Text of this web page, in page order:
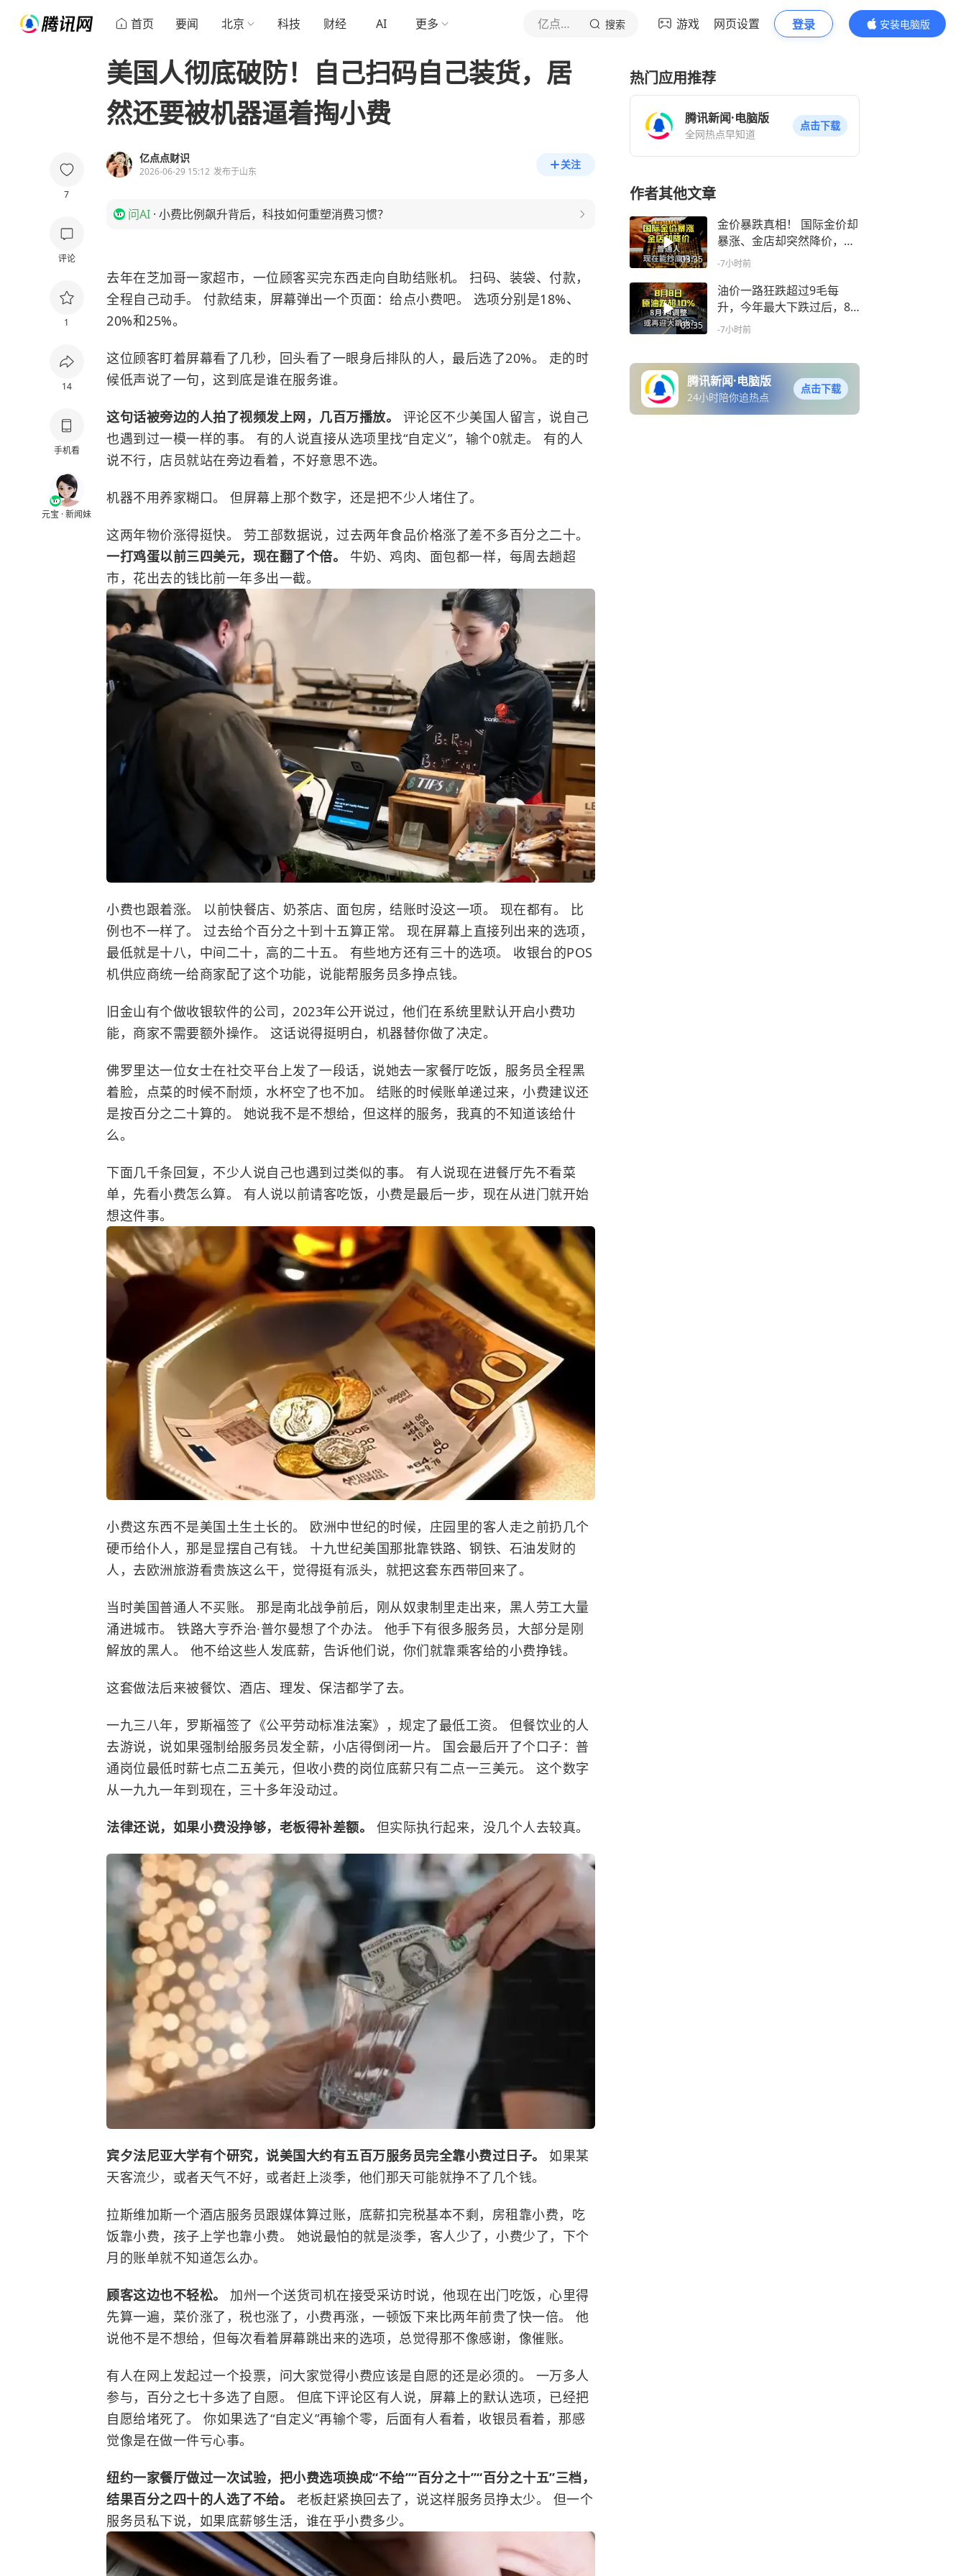
首页 要闻 北京 科技 财经 AI 更多 亿点点财识 搜索 游戏 网页设置 登录
安装电脑版
内容更精彩
7
评论
1
14
手机看
元宝 · 新闻妹
美国人彻底破防！自己扫码自己装货，居
然还要被机器逼着掏小费
亿点点财识
2026-06-29 15:12 发布于山东
关注
问AI · 小费比例飙升背后，科技如何重塑消费习惯？
去年在芝加哥一家超市，一位顾客买完东西走向自助结账机。 扫码、装袋、付款，
全程自己动手。 付款结束，屏幕弹出一个页面：给点小费吧。 选项分别是18%、
20%和25%。
这位顾客盯着屏幕看了几秒，回头看了一眼身后排队的人，最后选了20%。 走的时
候低声说了一句，这到底是谁在服务谁。
这句话被旁边的人拍了视频发上网，几百万播放。 评论区不少美国人留言，说自己
也遇到过一模一样的事。 有的人说直接从选项里找“自定义”，输个0就走。 有的人
说不行，店员就站在旁边看着，不好意思不选。
机器不用养家糊口。 但屏幕上那个数字，还是把不少人堵住了。
这两年物价涨得挺快。 劳工部数据说，过去两年食品价格涨了差不多百分之二十。
一打鸡蛋以前三四美元，现在翻了个倍。 牛奶、鸡肉、面包都一样，每周去趟超
市，花出去的钱比前一年多出一截。
小费也跟着涨。 以前快餐店、奶茶店、面包房，结账时没这一项。 现在都有。 比
例也不一样了。 过去给个百分之十到十五算正常。 现在屏幕上直接列出来的选项，
最低就是十八，中间二十，高的二十五。 有些地方还有三十的选项。 收银台的POS
机供应商统一给商家配了这个功能，说能帮服务员多挣点钱。
旧金山有个做收银软件的公司，2023年公开说过，他们在系统里默认开启小费功
能，商家不需要额外操作。 这话说得挺明白，机器替你做了决定。
佛罗里达一位女士在社交平台上发了一段话，说她去一家餐厅吃饭，服务员全程黑
着脸，点菜的时候不耐烦，水杯空了也不加。 结账的时候账单递过来，小费建议还
是按百分之二十算的。 她说我不是不想给，但这样的服务，我真的不知道该给什
么。
下面几千条回复，不少人说自己也遇到过类似的事。 有人说现在进餐厅先不看菜
单，先看小费怎么算。 有人说以前请客吃饭，小费是最后一步，现在从进门就开始
想这件事。
小费这东西不是美国土生土长的。 欧洲中世纪的时候，庄园里的客人走之前扔几个
硬币给仆人，那是显摆自己有钱。 十九世纪美国那批靠铁路、钢铁、石油发财的
人，去欧洲旅游看贵族这么干，觉得挺有派头，就把这套东西带回来了。
当时美国普通人不买账。 那是南北战争前后，刚从奴隶制里走出来，黑人劳工大量
涌进城市。 铁路大亨乔治·普尔曼想了个办法。 他手下有很多服务员，大部分是刚
解放的黑人。 他不给这些人发底薪，告诉他们说，你们就靠乘客给的小费挣钱。
这套做法后来被餐饮、酒店、理发、保洁都学了去。
一九三八年，罗斯福签了《公平劳动标准法案》，规定了最低工资。 但餐饮业的人
去游说，说如果强制给服务员发全薪，小店得倒闭一片。 国会最后开了个口子：普
通岗位最低时薪七点二五美元，但收小费的岗位底薪只有二点一三美元。 这个数字
从一九九一年到现在，三十多年没动过。
法律还说，如果小费没挣够，老板得补差额。 但实际执行起来，没几个人去较真。
宾夕法尼亚大学有个研究，说美国大约有五百万服务员完全靠小费过日子。 如果某
天客流少，或者天气不好，或者赶上淡季，他们那天可能就挣不了几个钱。
拉斯维加斯一个酒店服务员跟媒体算过账，底薪扣完税基本不剩，房租靠小费，吃
饭靠小费，孩子上学也靠小费。 她说最怕的就是淡季，客人少了，小费少了，下个
月的账单就不知道怎么办。
顾客这边也不轻松。 加州一个送货司机在接受采访时说，他现在出门吃饭，心里得
先算一遍，菜价涨了，税也涨了，小费再涨，一顿饭下来比两年前贵了快一倍。 他
说他不是不想给，但每次看着屏幕跳出来的选项，总觉得那不像感谢，像催账。
有人在网上发起过一个投票，问大家觉得小费应该是自愿的还是必须的。 一万多人
参与，百分之七十多选了自愿。 但底下评论区有人说，屏幕上的默认选项，已经把
自愿给堵死了。 你如果选了“自定义”再输个零，后面有人看着，收银员看着，那感
觉像是在做一件亏心事。
纽约一家餐厅做过一次试验，把小费选项换成“不给”“百分之十”“百分之十五”三档，
结果百分之四十的人选了不给。 老板赶紧换回去了，说这样服务员挣太少。 但一个
服务员私下说，如果底薪够生活，谁在乎小费多少。
热门应用推荐
腾讯新闻·电脑版
全网热点早知道
点击下载
作者其他文章
03:35
金价暴跌真相！ 国际金价却
暴涨、金店却突然降价，现
在能抄底吗？
-7小时前
03:35
油价一路狂跌超过9毛每
升，今年最大下跌过后，8
月14日或再度下调
-7小时前
腾讯新闻·电脑版
24小时陪你追热点
点击下载